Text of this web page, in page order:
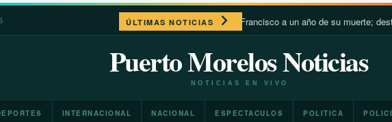
ÚLTIMAS NOTICIAS
León XIV recuerda a Francisco a un año de su muerte; destaca su
Puerto Morelos Noticias
NOTICIAS EN VIVO
INTERNACIONAL NACIONAL ESPECTACULOS POLITICA